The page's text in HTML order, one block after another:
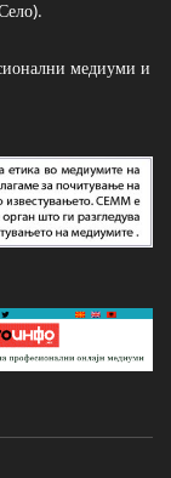
медиуми и